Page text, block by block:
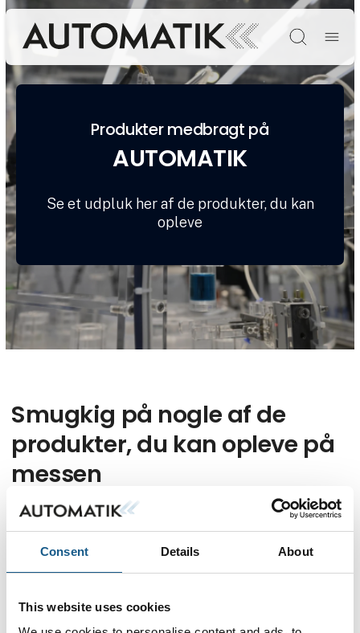
Consent Details About
This website uses cookies
Søg
Produkter medbragt på
AUTOMATIK
Se et udpluk her af de produkter, du kan
opleve
Smugkig på nogle af de
produkter, du kan opleve på
messen
Vores udstillere står klar med en masse innovative produkter
og løsninger på messen. Dyk ned i nogle af dem her.